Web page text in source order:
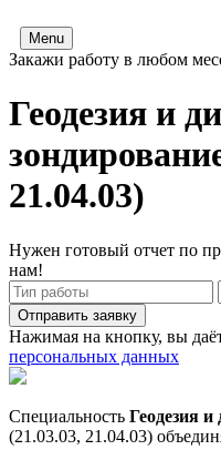
Menu
Закажи работу в любом
Геодезия и
21.04.03)
Нужен готовый отчет по
нам!
Отправить заявку
Нажимая на кнопку, вы
персональных данных
Специальность Геодезия и
(21.03.03, 21.04.03)